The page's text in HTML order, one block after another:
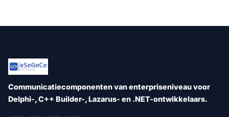
Communicatiecomponenten van enterpriseniveau voor
Delphi-, C++ Builder-, Lazarus- en .NET-ontwikkelaars.